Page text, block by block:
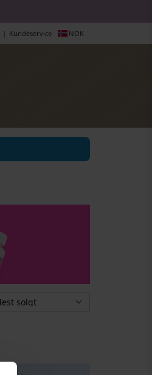
NOK
Kundeservice